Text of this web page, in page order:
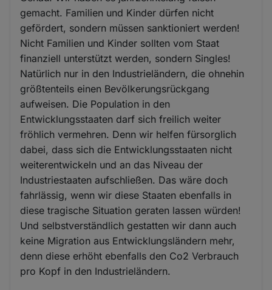
gemacht. Familien und Kinder dürfen nicht
gefördert, sondern müssen sanktioniert werden!
Nicht Familien und Kinder sollten vom Staat
finanziell unterstützt werden, sondern Singles!
Natürlich nur in den Industrieländern, die ohnehin
größtenteils einen Bevölkerungsrückgang
aufweisen. Die Population in den
Entwicklungsstaaten darf sich freilich weiter
fröhlich vermehren. Denn wir helfen fürsorglich
dabei, dass sich die Entwicklungsstaaten nicht
weiterentwickeln und an das Niveau der
Industriestaaten aufschließen. Das wäre doch
fahrlässig, wenn wir diese Staaten ebenfalls in
diese tragische Situation geraten lassen würden!
Und selbstverständlich gestatten wir dann auch
keine Migration aus Entwicklungsländern mehr,
denn diese erhöht ebenfalls den Co2 Verbrauch
pro Kopf in den Industrieländern.